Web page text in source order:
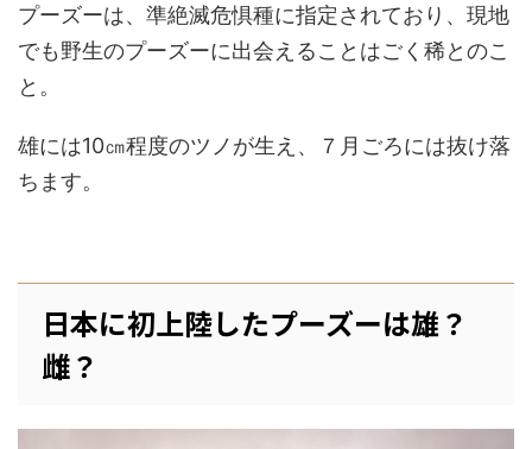
プーズーは、準絶滅危惧種に指定されており、現地
でも野生のプーズーに出会えることはごく稀とのこ
と。
雄には10㎝程度のツノが生え、７月ごろには抜け落
ちます。
日本に初上陸したプーズーは雄？
雌？